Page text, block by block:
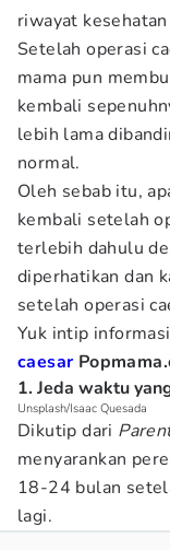
riwayat
Setelah operasi
mama pun
kembali
lebih lama
normal.
Oleh sebab itu,
kembali setelah
terlebih dahulu
diperhatikan dan
setelah operasi
Yuk intip
caesar
1. Jeda waktu
Unsplash/Isaac Quesada
Dikutip dari
menyarankan
18-24 bulan
lagi.